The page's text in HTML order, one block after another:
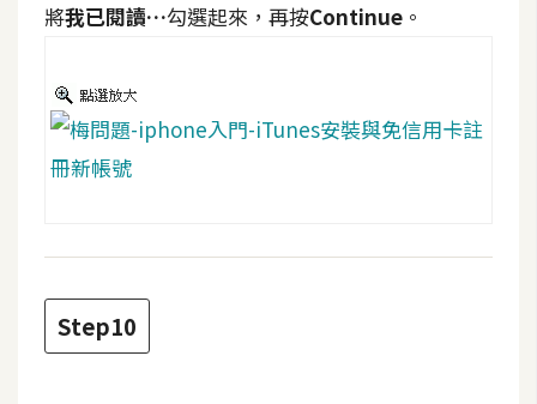
工
免
費
網
頁
將我已閱讀…勾選起來，再按Continue 。
Step10